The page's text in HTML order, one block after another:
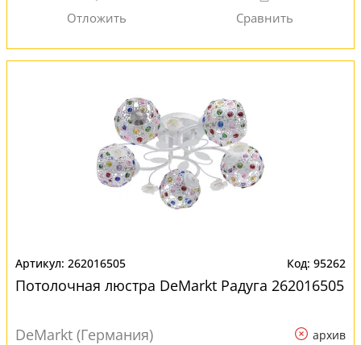
262016505 95262
Потолочная люстра DeMarkt Радуга 262016505
DeMarkt (Германия) архив